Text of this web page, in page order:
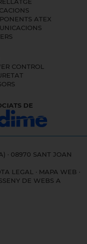
ATEX
CONTROL
DE
· 08970 SANT JOAN
LEGAL · MAPA WEB ·
DE WEBS A